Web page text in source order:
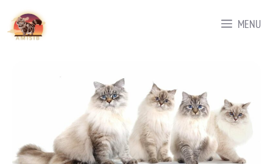
MENU